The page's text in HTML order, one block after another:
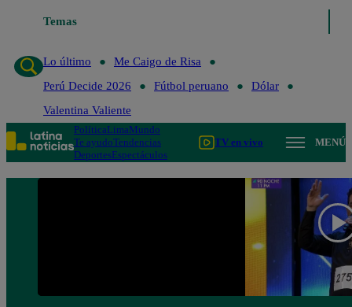
Temas
Lo último
Me Caigo de Risa
Perú Decide 2026
Fútbol peruano
Dólar
Valentina Valiente
PolíticaLimaMundo
Te ayudoTendencias
DeportesEspectáculos
TV en vivo MENÚ